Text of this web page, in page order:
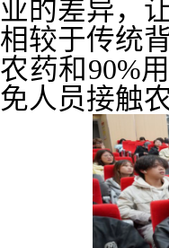
业的差异，
相较于传统
农药和90%
免人员接触